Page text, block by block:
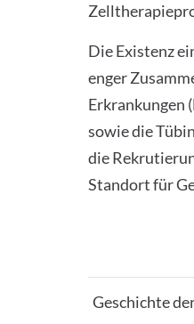
Die Existenz
enger
Erkrankungen
sowie die
die
Standort für
Geschichte